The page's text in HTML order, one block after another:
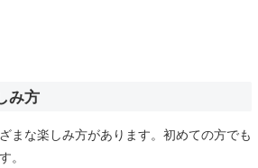
み方
まな楽しみ方があります。初めての方でも
。